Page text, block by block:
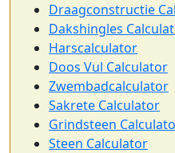
Draagconstructie
Dakshingles
Harscalculator
Doos Vul Calculator
Zwembadcalculator
Sakrete Calculator
Grindsteen
Steen Calculator